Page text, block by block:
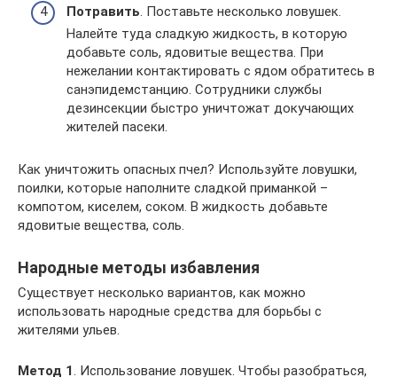
Потравить . Поставьте несколько ловушек.
Налейте туда сладкую жидкость, в которую
добавьте соль, ядовитые вещества. При
нежелании контактировать с ядом обратитесь в
санэпидемстанцию. Сотрудники службы
дезинсекции быстро уничтожат докучающих
жителей пасеки.
Как уничтожить опасных пчел? Используйте ловушки,
поилки, которые наполните сладкой приманкой –
компотом, киселем, соком. В жидкость добавьте
ядовитые вещества, соль.
Народные методы избавления
Существует несколько вариантов, как можно
использовать народные средства для борьбы с
жителями ульев.
Метод 1
. Использование ловушек. Чтобы разобраться,